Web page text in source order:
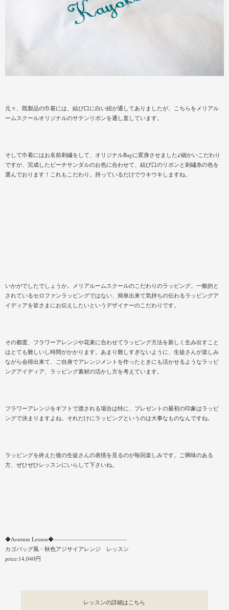
元々、既製品の巾着には、結び口に白い紐が通してありましたが、こちらをメリアル
ームスクールオリジナルのサテンリボンを通し直しています。
そして巾着にはお名前刺繡をして、オリジナルBagに変身させました♪細かいこだわり
ですが、完成したビーチサンダルのお色に合わせて、結び口のリボンと刺繡糸の色を
選んでおります！これもこだわり。持っているだけでウキウキしますね。
いかがでしたでしょうか。メリアルームスクールのこだわりのラッピング。一般的と
されているセロファンラッピングではない、簡単出来て気持ちの伝わるラッピングア
イディアを皆さまにお伝えしたいというデザイナーのこだわりです。
その都度、フラワーアレンジや花束に合わせてラッピング方法を新しく生み出すこと
はとても難しいし時間がかかります。あまり難しすぎないように、生徒さんが楽しみ
ながら会得出来て、ご自身でアレンジメントを作ったときにも活かせるようなラッピ
ングアイディア、ラッピング素材の活かし方を考えています。
フラワーアレンジをギフトで渡される場合は特に、プレゼントの最初の印象はラッピ
ングで決まりますよね。それだけにラッピングというのは大事なものなんですね。
ラッピングを終えた後の生徒さんの表情を見るのが毎回楽しみです。ご興味のある
方、ぜひぜひレッスンにいらして下さいね。
◆Aoutum Lesson◆—————————————
カゴバッグ風・秋色アジサイアレンジ レッスン
price:14,040円
レッスンの詳細はこちら